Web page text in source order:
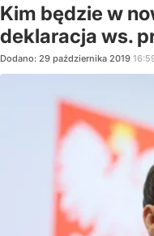
Kim będzie w
deklaracja ws.
Dodano: 29 października 2019